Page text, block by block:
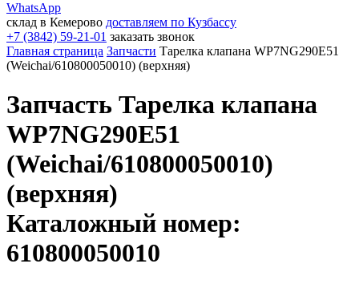
WhatsApp
склад в Кемерово доставляем по Кузбассу
+7 (3842) 59-21-01 заказать звонок
Главная страница Запчасти Тарелка клапана WP7NG290E51
(Weichai/610800050010) (верхняя)
Запчасть Тарелка клапана
WP7NG290E51
(Weichai/610800050010)
(верхняя)
Каталожный номер:
610800050010